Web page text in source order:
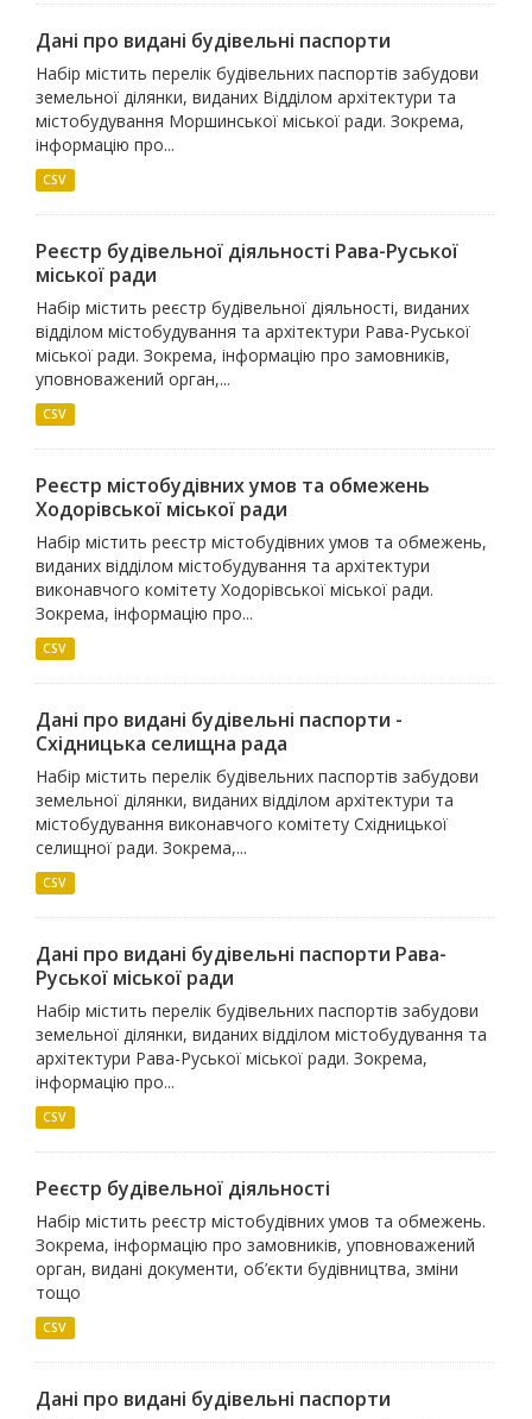
Дані про видані будівельні паспорти
Набір містить перелік будівельних паспортів забудови
земельної ділянки, виданих Відділом архітектури та
містобудування Моршинської міської ради. Зокрема,
інформацію про...
CSV
Реєстр будівельної діяльності Рава-Руської
міської ради
Набір містить реєстр будівельної діяльності, виданих
відділом містобудування та архітектури Рава-Руської
міської ради. Зокрема, інформацію про замовників,
уповноважений орган,...
CSV
Реєстр містобудівних умов та обмежень
Ходорівської міської ради
Набір містить реєстр містобудівних умов та обмежень,
виданих відділом містобудування та архітектури
виконавчого комітету Ходорівської міської ради.
Зокрема, інформацію про...
CSV
Дані про видані будівельні паспорти -
Східницька селищна рада
Набір містить перелік будівельних паспортів забудови
земельної ділянки, виданих відділом архітектури та
містобудування виконавчого комітету Східницької
селищної ради. Зокрема,...
CSV
Дані про видані будівельні паспорти Рава-
Руської міської ради
Набір містить перелік будівельних паспортів забудови
земельної ділянки, виданих відділом містобудування та
архітектури Рава-Руської міської ради. Зокрема,
інформацію про...
CSV
Реєстр будівельної діяльності
Набір містить реєстр містобудівних умов та обмежень.
Зокрема, інформацію про замовників, уповноважений
орган, видані документи, об’єкти будівництва, зміни
тощо
CSV
Дані про видані будівельні паспорти